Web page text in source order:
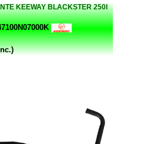
KEEWAY BLACKSTER 250I